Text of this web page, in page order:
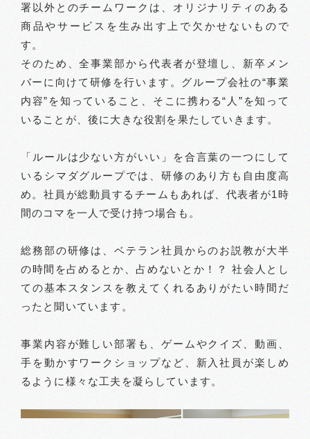
署以外とのチームワークは、オリジナリティのある
商品やサービスを生み出す上で欠かせないもので
す。
そのため、全事業部から代表者が登壇し、新卒メン
バーに向けて研修を行います。グループ会社の“事業
内容”を知っていること、そこに携わる“人”を知って
いることが、後に大きな役割を果たしていきます。
「ルールは少ない方がいい」を合言葉の一つにして
いるシマダグループでは、研修のあり方も自由度高
め。社員が総動員するチームもあれば、代表者が1時
間のコマを一人で受け持つ場合も。
総務部の研修は、ベテラン社員からのお説教が大半
の時間を占めるとか、占めないとか！？ 社会人とし
ての基本スタンスを教えてくれるありがたい時間だ
ったと聞いています。
事業内容が難しい部署も、ゲームやクイズ、動画、
手を動かすワークショップなど、新入社員が楽しめ
るように様々な工夫を凝らしています。